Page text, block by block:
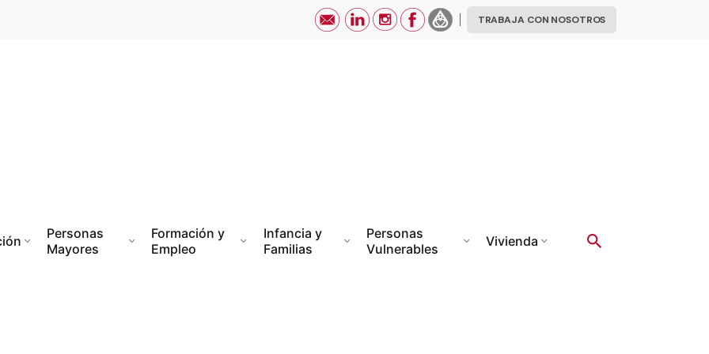
TRABAJA CON NOSOTROS
Personas
Mayores
Formación y
Empleo
Infancia y
Familias
Personas
Vulnerables
Vivienda